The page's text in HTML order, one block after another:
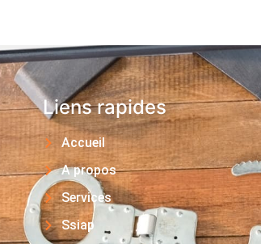
Liens rapides
Accueil
A propos
Services
Ssiap